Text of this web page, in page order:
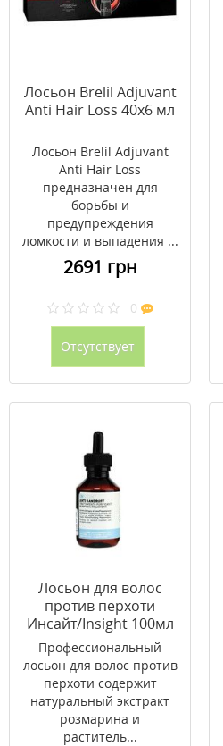
Лосьон Brelil Adjuvant
Anti Hair Loss 40х6 мл
Лосьон Brelil Adjuvant
Anti Hair Loss
предназначен для
борьбы и
предупреждения
ломкости и выпадения ...
2691 грн
0
Отсутствует
Лосьон для волос
против перхоти
Инсайт/Insight 100мл
Профессиональный
лосьон для волос против
перхоти содержит
натуральный экстракт
розмарина и
раститель...